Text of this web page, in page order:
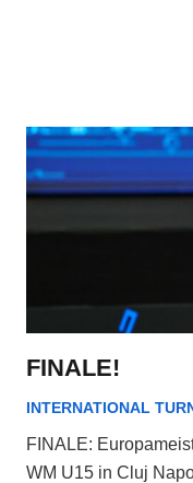
FINALE!
INTERNATIONAL
FINALE:
WM U15 in Cluj